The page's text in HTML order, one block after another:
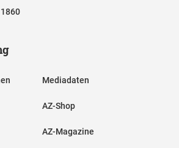
Mediadaten
AZ-Shop
AZ-Magazine